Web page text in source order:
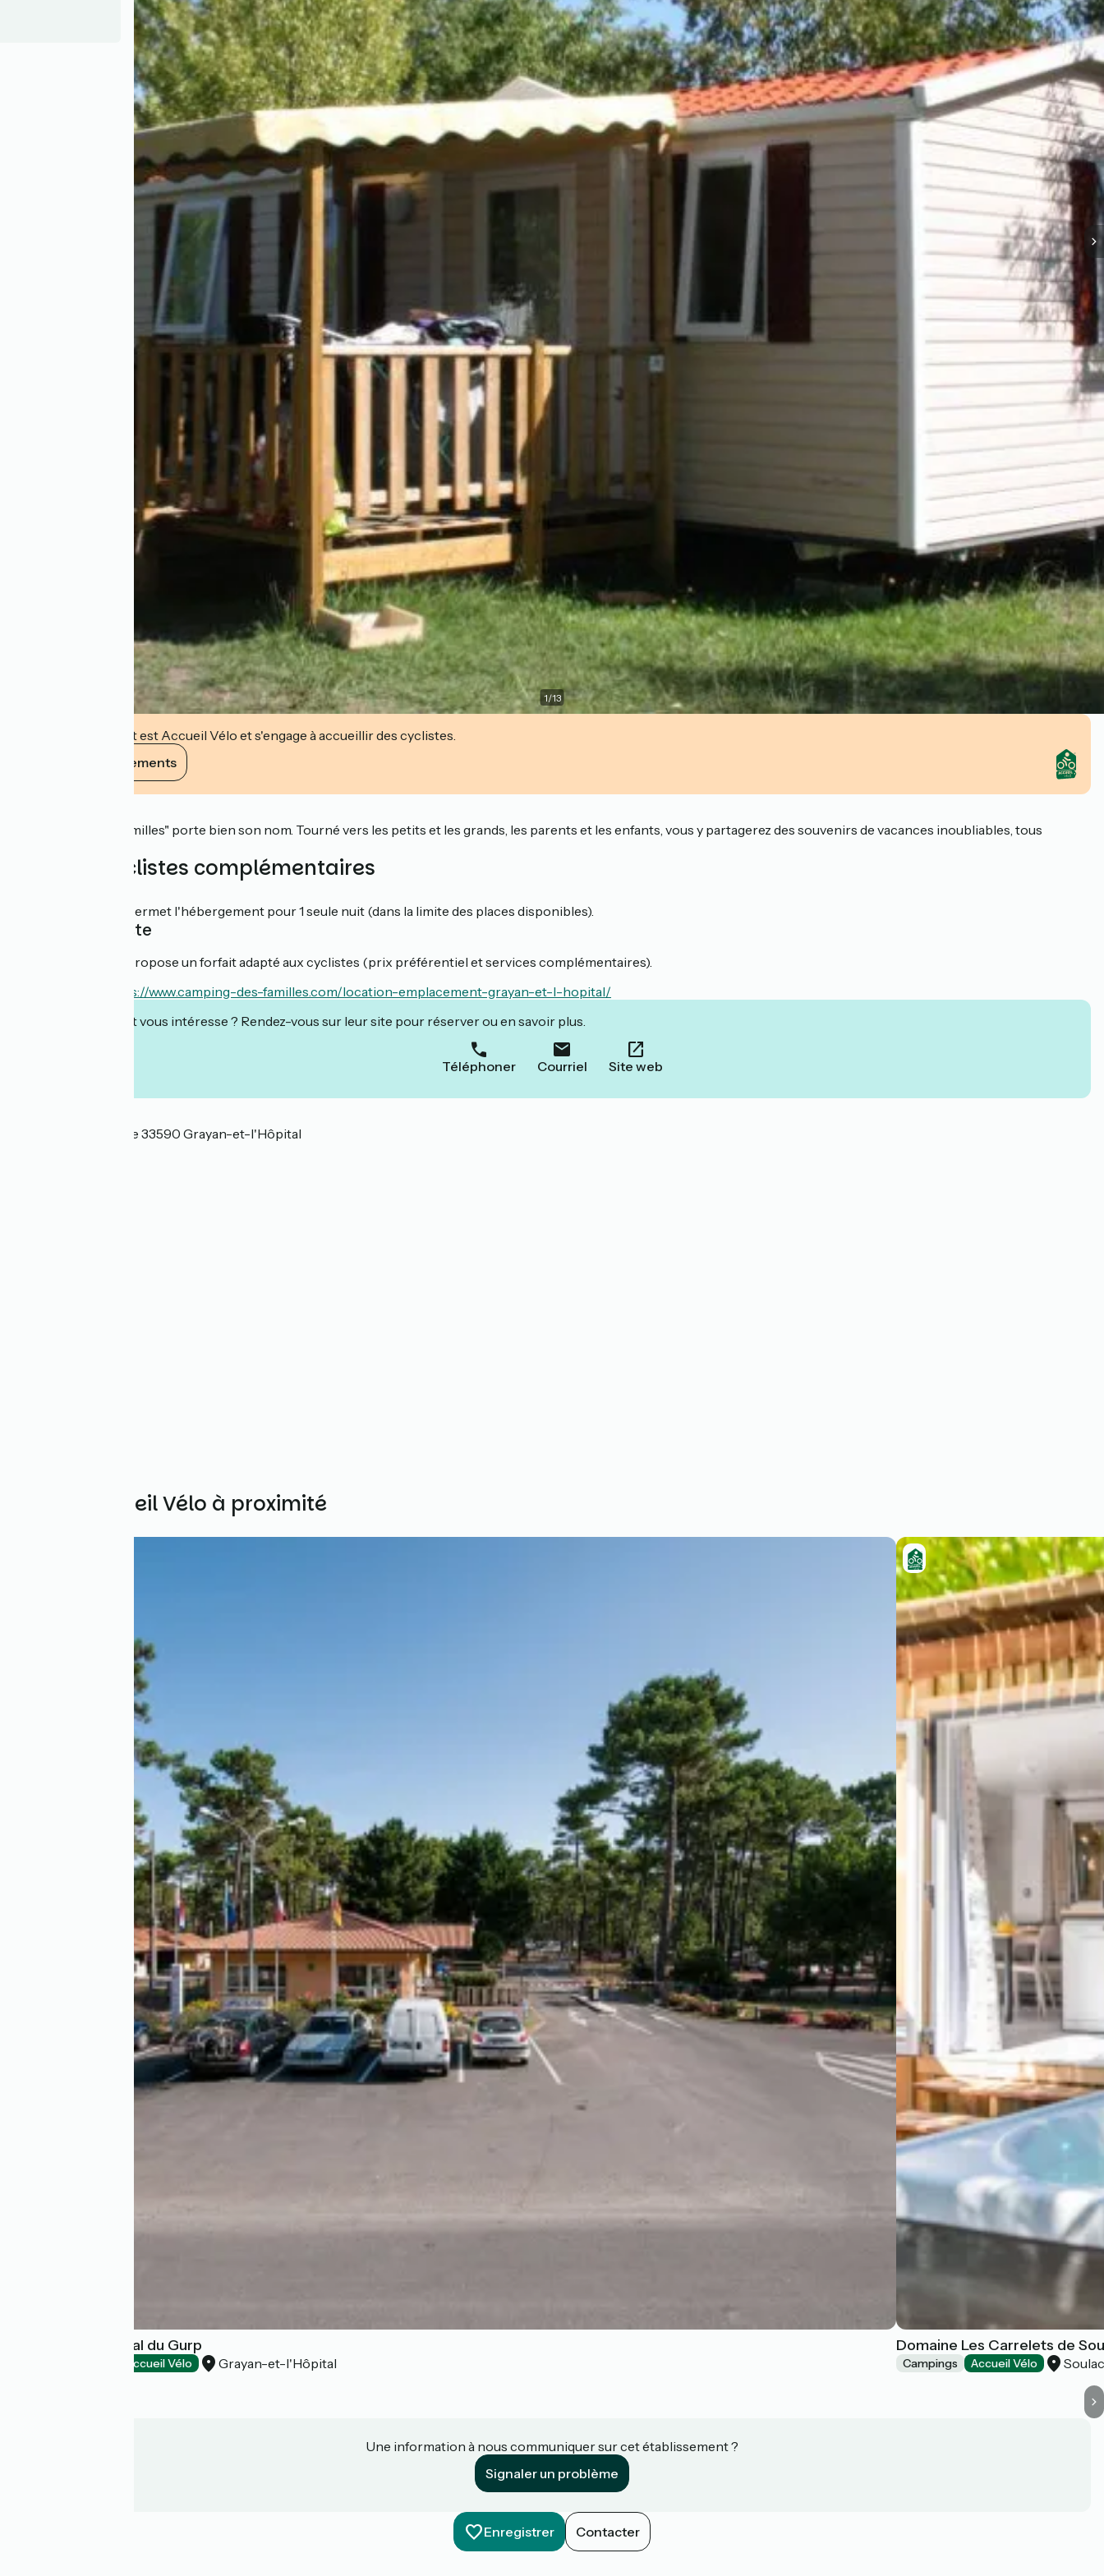
1/13
Cet établissement est Accueil Vélo et s'engage à accueillir des cyclistes.
Voir ses engagements
Le "Camping des Familles" porte bien son nom. Tourné vers les petits et les grands, les parents et les enfants, vous y partagerez des souvenirs de vacances inoubliables, tous
Services cyclistes complémentaires
Cet établissement permet l'hébergement pour 1 seule nuit (dans la limite des places disponibles).
Forfait cycliste
Cet établissement propose un forfait adapté aux cyclistes (prix préférentiel et services complémentaires).
https://www.camping-des-familles.com/location-emplacement-grayan-et-l-hopital/
Cet établissement vous intéresse ? Rendez-vous sur leur site pour réserver ou en savoir plus.
Téléphoner Courriel Site web
3 chemin de la Lande 33590 Grayan-et-l'Hôpital
Autres Accueil Vélo à proximité
Camping municipal du Gurp
Accueil Vélo Grayan-et-l'Hôpital
Domaine Les Carrelets de
Campings Accueil Vélo
Une information à nous communiquer sur cet établissement ?
Signaler un problème
Enregistrer Contacter